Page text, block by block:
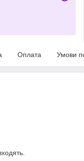
Оплата Умови